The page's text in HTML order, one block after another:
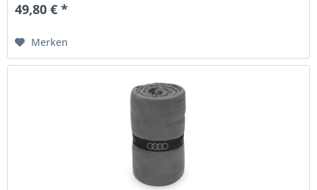
49,80 € *
Merken